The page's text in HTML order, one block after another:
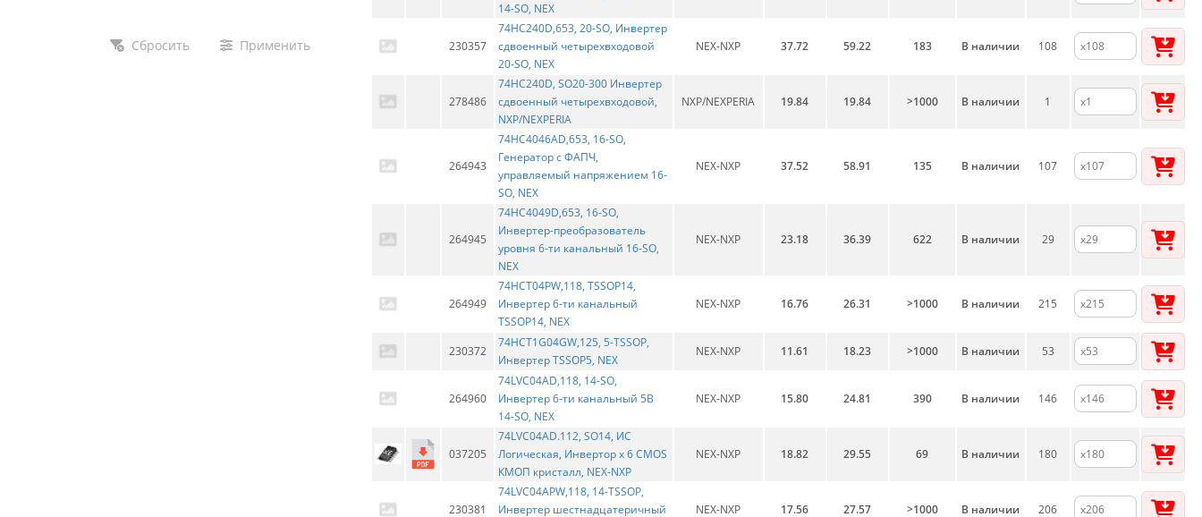
Сбросить Применить
14-SO, NEX
230357
74HC240D,653, 20-SO, Инвертер
сдвоенный четырехвходовой
20-SO, NEX
NEX-NXP 37.72 59.22 183 В наличии 108
278486
74HC240D, SO20-300 Инвертер
сдвоенный четырехвходовой,
NXP/NEXPERIA
NXP/NEXPERIA 19.84 19.84 >1000 В наличии 1
264943
74HC4046AD,653, 16-SO,
Генератор с ФАПЧ,
управляемый напряжением 16-
SO, NEX
NEX-NXP 37.52 58.91 135 В наличии 107
264945
74HC4049D,653, 16-SO,
Инвертер-преобразователь
уровня 6-ти канальный 16-SO,
NEX
NEX-NXP 23.18 36.39 622 В наличии 29
264949
74HCT04PW,118, TSSOP14,
Инвертер 6-ти канальный
TSSOP14, NEX
NEX-NXP 16.76 26.31 >1000 В наличии 215
230372
74HCT1G04GW,125, 5-TSSOP,
Инвертер TSSOP5, NEX
NEX-NXP 11.61 18.23 >1000 В наличии 53
264960
74LVC04AD,118, 14-SO,
Инвертер 6-ти канальный 5В
14-SO, NEX
NEX-NXP 15.80 24.81 390 В наличии 146
037205
74LVC04AD.112, SO14, ИС
Логическая, Инвертор х 6 CMOS
КМОП кристалл, NEX-NXP
NEX-NXP 18.82 29.55 69 В наличии 180
230381
74LVC04APW,118, 14-TSSOP,
Инвертер шестнадцатеричный
NEX-NXP 17.56 27.57 >1000 В наличии 206